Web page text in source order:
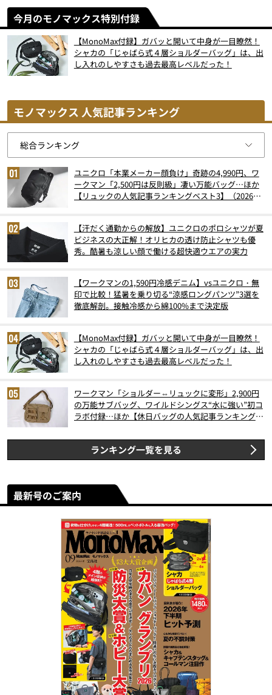
今月のモノマックス特別付録
【MonoMax付録】ガバッと開いて中身が一目瞭然！
シャカの「じゃばら式４層ショルダーバッグ」は、出
し入れのしやすさも過去最高レベルだった！
モノマックス 人気記事ランキング
ユニクロ「本業メーカー顔負け」奇跡の4,990円、ワ
ークマン「2,500円は反則級」凄い万能バッグ…ほか
【リュックの人気記事ランキングベスト3】（2026年
【汗だく通勤からの解放】ユニクロのポロシャツが夏
ビジネスの大正解！オリヒカの透け防止シャツも優
秀。酷暑も涼しい顔で働ける超快適ウエアの実力
【ワークマンの1,590円冷感デニム】vsユニクロ・無
印で比較！猛暑を乗り切る“涼感ロングパンツ”3選を
徹底解剖。接触冷感から綿100%まで決定版
【MonoMax付録】ガバッと開いて中身が一目瞭然！
シャカの「じゃばら式４層ショルダーバッグ」は、出
し入れのしやすさも過去最高レベルだった！
ワークマン「ショルダー⇔リュックに変形」2,900円
の万能サブバッグ、ワイルドシングス“水に強い”初コ
ラボ付録…ほか【休日バッグの人気記事ランキングベ
ランキング一覧を見る
最新号のご案内